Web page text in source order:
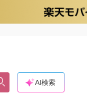
AI検索